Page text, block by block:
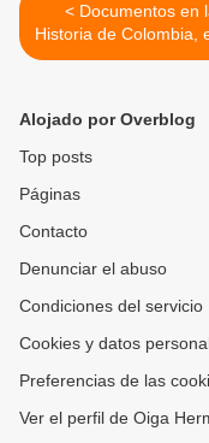
< Documentos en la
Historia de Colombia,
17 de 1984
Alojado por Overblog
Top posts
Páginas
Contacto
Denunciar el abuso
Condiciones del servicio
Cookies y datos
Preferencias de las
Ver el perfil de Oiga